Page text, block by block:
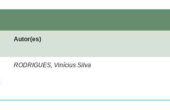
Autor(es)
RODRIGUES, Vinícius Silva